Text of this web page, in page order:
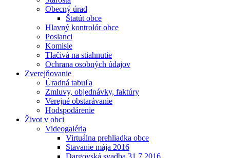
Obecný úrad
Štatút obce
Hlavný kontrolór obce
Poslanci
Komisie
Tlačivá na stiahnutie
Ochrana osobných údajov
Zverejňovanie
Úradná tabuľa
Zmluvy, objednávky, faktúry
Verejné obstarávanie
Hodspodárenie
Život v obci
Videogaléria
Virtuálna prehliadka obce
Stavanie mája 2016
Dargovská svadba 31.7.2016